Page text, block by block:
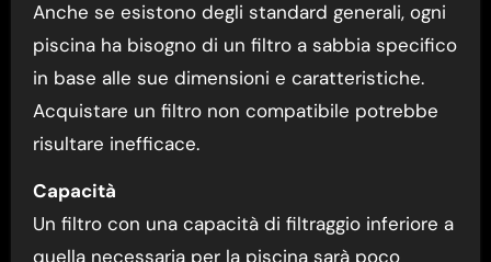
Anche se esistono degli standard generali, ogni
piscina ha bisogno di un filtro a sabbia specifico
in base alle sue dimensioni e caratteristiche.
Acquistare un filtro non compatibile potrebbe
risultare inefficace.
Capacità
Un filtro con una capacità di filtraggio inferiore a
quella necessaria per la piscina sarà poco